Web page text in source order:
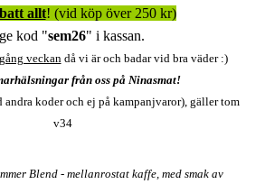
allt! (vid köp över 250 kr)
kod "sem26" i kassan.
veckandå vi är och badar vid bra väder :)
från oss på Ninasmat!
andra koder och ej på kampanjvaror), gäller tom
v34
Blend - mellanrostat kaffe, med smak av